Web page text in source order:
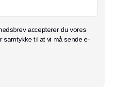
accepterer du vores
samtykke til at vi må sende e-